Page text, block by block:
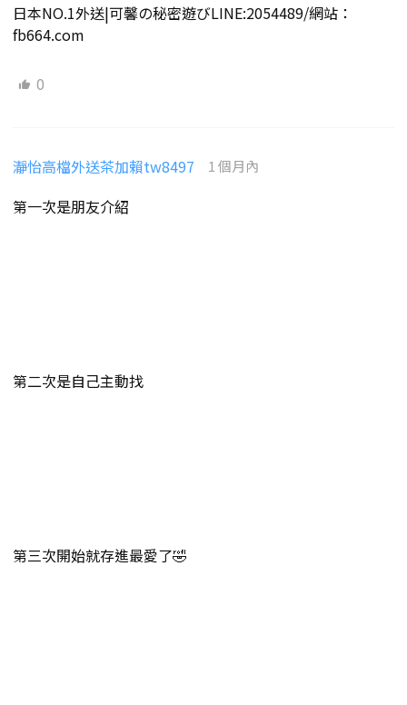
日本NO.1外送|可馨の秘密遊びLINE:2054489/網站：
fb664.com
0
瀞怡高檔外送茶加賴tw8497 1 個月內
第一次是朋友介紹
第二次是自己主動找
第三次開始就存進最愛了🤣